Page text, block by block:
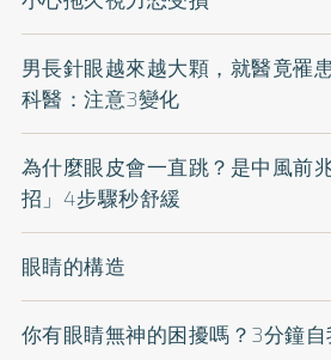
男長針眼越來越大顆，就醫竟罹
科醫：注意3變化
為什麼眼皮會一直跳？是中風前
招」4步驟秒舒緩
眼睛的構造
你有眼睛無神的困擾嗎？3分鐘